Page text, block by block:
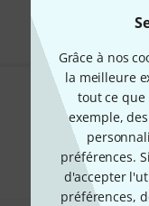
Grâce à nos
la meilleure
tout ce
exemple,
préférences.
d'accepter
préférences,
Aimez-
Partager